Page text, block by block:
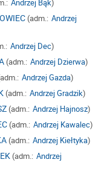
Andrzej Bąk)
(adm.: Andrzej
Andrzej Dec)
(adm.: Andrzej Dzierwa)
Andrzej Gazda)
(adm.: Andrzej Gradzik)
(adm.: Andrzej Hajnosz)
(adm.: Andrzej Kawalec)
(adm.: Andrzej Kiełtyka)
(adm.: Andrzej